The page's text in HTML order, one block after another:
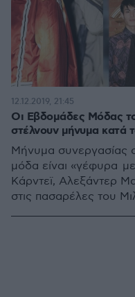
Οι Εβδομάδες Μόδας
στέλνουν μήνυμα κατά
Μήνυμα συνεργασίας
μόδα είναι «γέφυρα
Κάρντεϊ, Αλεξάντερ
στις πασαρέλες του
12.12.2019, 21:45